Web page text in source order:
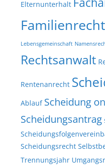
Elternunterhalt
Familienrecht
Lebensgemeinschaft
Rechtsanwalt
Rentenanrecht
Ablauf Scheidung
Scheidungsantrag
Scheidungsrecht
Trennungsjahr